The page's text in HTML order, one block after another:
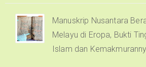
Manuskrip Nusantara
Melayu di Eropa, Bukti
Islam dan